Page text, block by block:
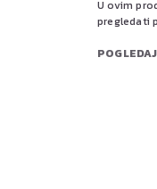
U ovim
pregledati